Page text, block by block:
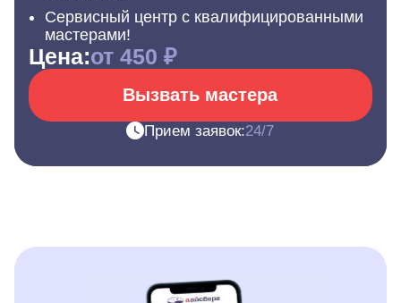
Сервисный центр с квалифицированными
мастерами!
Цена:от 450 ₽
Вызвать мастера
Прием заявок:24/7